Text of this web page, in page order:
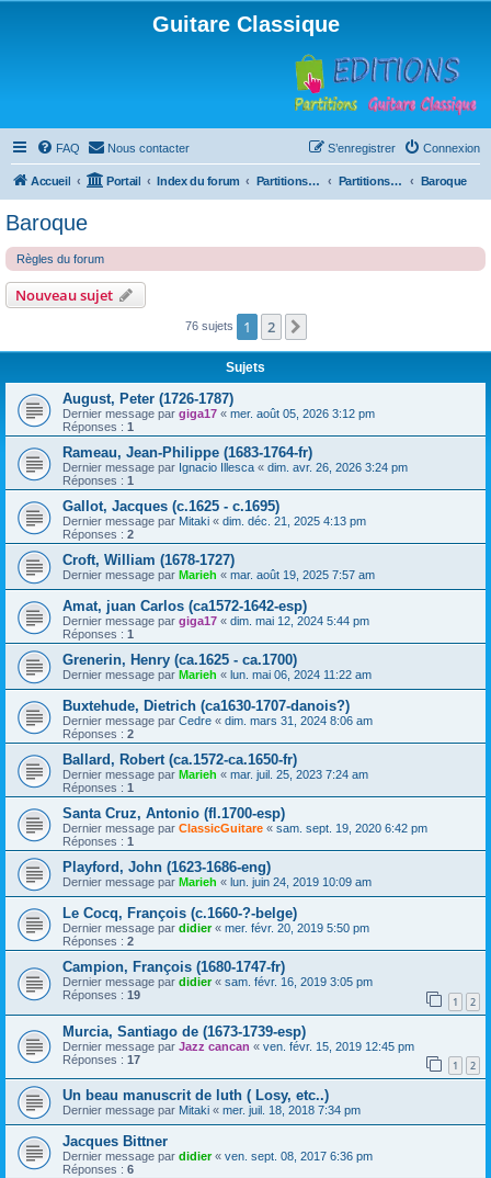
Guitare Classique
FAQ Nous contacter Connexion
S’enregistrer
Accueil Portail Index du forum Partitions pour guitare en libre téléchargement Partitions classées par compositeur Baroque
Baroque
Règles du forum
Nouveau sujet
76 sujets 1 2
Sujets
August, Peter (1726-1787)
Dernier message par giga17 « mer. août 05, 2026 3:12 pm
Réponses : 1
Rameau, Jean-Philippe (1683-1764-fr)
Dernier message par Ignacio Illesca « dim. avr. 26, 2026 3:24 pm
Réponses : 1
Gallot, Jacques (c.1625 - c.1695)
Dernier message par Mitaki « dim. déc. 21, 2025 4:13 pm
Réponses : 2
Croft, William (1678-1727)
Dernier message par Marieh « mar. août 19, 2025 7:57 am
Amat, juan Carlos (ca1572-1642-esp)
Dernier message par giga17 « dim. mai 12, 2024 5:44 pm
Réponses : 1
Grenerin, Henry (ca.1625 - ca.1700)
Dernier message par Marieh « lun. mai 06, 2024 11:22 am
Buxtehude, Dietrich (ca1630-1707-danois?)
Dernier message par Cedre « dim. mars 31, 2024 8:06 am
Réponses : 2
Ballard, Robert (ca.1572-ca.1650-fr)
Dernier message par Marieh « mar. juil. 25, 2023 7:24 am
Réponses : 1
Santa Cruz, Antonio (fl.1700-esp)
Dernier message par ClassicGuitare « sam. sept. 19, 2020 6:42 pm
Réponses : 1
Playford, John (1623-1686-eng)
Dernier message par Marieh « lun. juin 24, 2019 10:09 am
Le Cocq, François (c.1660-?-belge)
Dernier message par didier« mer. févr. 20, 2019 5:50 pm
Réponses : 2
Campion, François (1680-1747-fr)
Dernier message par didier« sam. févr. 16, 2019 3:05 pm
Réponses : 19 1 2
Murcia, Santiago de (1673-1739-esp)
Dernier message par Jazz cancan « ven. févr. 15, 2019 12:45 pm
Réponses : 17 1 2
Un beau manuscrit de luth ( Losy, etc..)
Dernier message par Mitaki « mer. juil. 18, 2018 7:34 pm
Jacques Bittner
Dernier message par didier« ven. sept. 08, 2017 6:36 pm
Réponses : 6